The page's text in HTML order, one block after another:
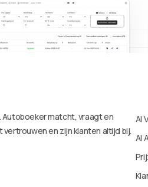
Autoboeker matcht, vraagt en
en zijn klanten altijd bij.
AI
AI